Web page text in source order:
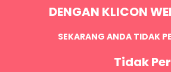
DENGAN KLICON
SEKARANG ANDA TIDAK
Tidak